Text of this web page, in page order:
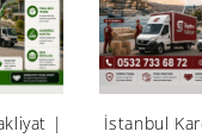
|
İstanbul